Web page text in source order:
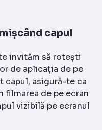
capul
invităm să rotești
de aplicația de pe
capul, asigură-te ca
filmarea de pe ecran
vizibilă pe ecranul